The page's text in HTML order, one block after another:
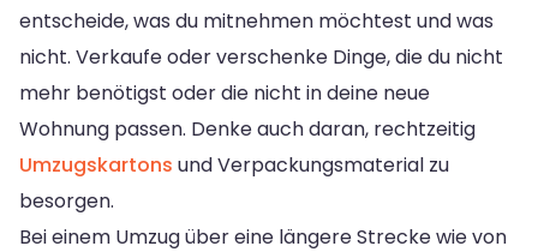
entscheide, was du mitnehmen möchtest und was
nicht. Verkaufe oder verschenke Dinge, die du nicht
mehr benötigst oder die nicht in deine neue
Wohnung passen. Denke auch daran, rechtzeitig
Umzugskartons und Verpackungsmaterial zu
besorgen.
Bei einem Umzug über eine längere Strecke wie von